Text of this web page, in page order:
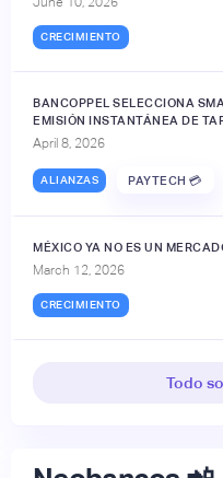
CRECIMIENTO
BANCOPPEL SELECCIONA
EMISIÓN INSTANTÁNEA DE
April 8, 2026
ALIANZAS PAYTECH 💳
MÉXICO YA NO ES UN
March 12, 2026
CRECIMIENTO
Todo